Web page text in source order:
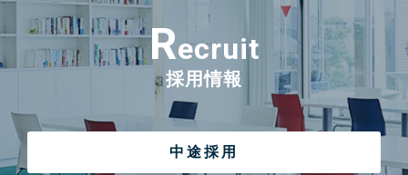
Recruit
採用情報
中途採用